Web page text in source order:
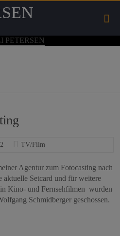
TV/Film
Agentur zum Fotocasting nach
aktuelle Setcard und für weitere
Kino- und Fernsehfilmen wurden
Schmidberger geschossen.